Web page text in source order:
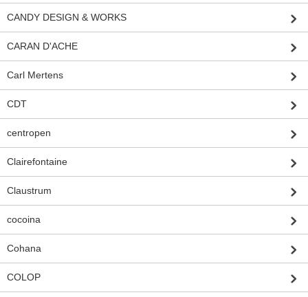
CANDY DESIGN & WORKS
CARAN D'ACHE
Carl Mertens
CDT
centropen
Clairefontaine
Claustrum
cocoina
Cohana
COLOP